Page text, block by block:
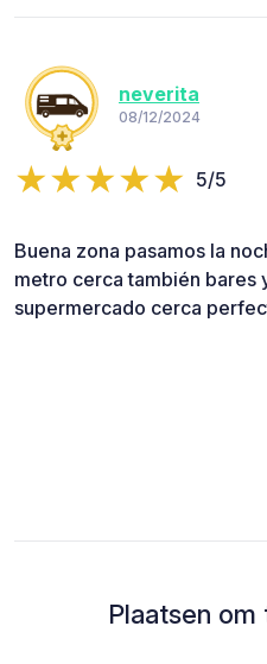
neverita
08/12/2024
5/5
Buena zona pasamos la
metro cerca también bares
supermercado cerca
Plaatsen